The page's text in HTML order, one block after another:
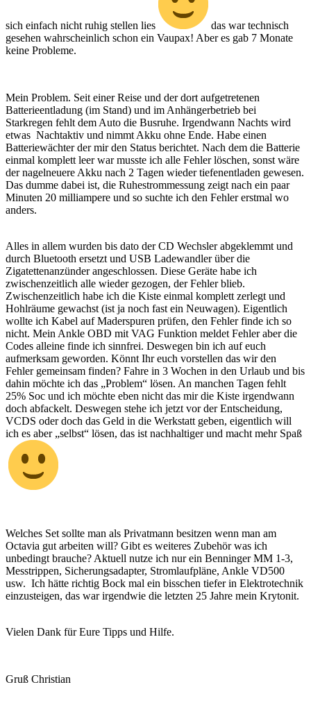
sich einfach nicht ruhig stellen lies
das war technisch
gesehen wahrscheinlich schon ein Vaupax! Aber es gab 7 Monate
keine Probleme.
Mein Problem. Seit einer Reise und der dort aufgetretenen
Batterieentladung (im Stand) und im Anhängerbetrieb bei
Starkregen fehlt dem Auto die Busruhe. Irgendwann Nachts wird
etwas Nachtaktiv und nimmt Akku ohne Ende. Habe einen
Batteriewächter der mir den Status berichtet. Nach dem die Batterie
einmal komplett leer war musste ich alle Fehler löschen, sonst wäre
der nagelneuere Akku nach 2 Tagen wieder tiefenentladen gewesen.
Das dumme dabei ist, die Ruhestrommessung zeigt nach ein paar
Minuten 20 milliampere und so suchte ich den Fehler erstmal wo
anders.
Alles in allem wurden bis dato der CD Wechsler abgeklemmt und
durch Bluetooth ersetzt und USB Ladewandler über die
Zigatettenanzünder angeschlossen. Diese Geräte habe ich
zwischenzeitlich alle wieder gezogen, der Fehler blieb.
Zwischenzeitlich habe ich die Kiste einmal komplett zerlegt und
Hohlräume gewachst (ist ja noch fast ein Neuwagen). Eigentlich
wollte ich Kabel auf Maderspuren prüfen, den Fehler finde ich so
nicht. Mein Ankle OBD mit VAG Funktion meldet Fehler aber die
Codes alleine finde ich sinnfrei. Deswegen bin ich auf euch
aufmerksam geworden. Könnt Ihr euch vorstellen das wir den
Fehler gemeinsam finden? Fahre in 3 Wochen in den Urlaub und bis
dahin möchte ich das „Problem“ lösen. An manchen Tagen fehlt
25% Soc und ich möchte eben nicht das mir die Kiste irgendwann
doch abfackelt. Deswegen stehe ich jetzt vor der Entscheidung,
VCDS oder doch das Geld in die Werkstatt geben, eigentlich will
ich es aber „selbst“ lösen, das ist nachhaltiger und macht mehr Spaß
Welches Set sollte man als Privatmann besitzen wenn man am
Octavia gut arbeiten will? Gibt es weiteres Zubehör was ich
unbedingt brauche? Aktuell nutze ich nur ein Benninger MM 1-3,
Messtrippen, Sicherungsadapter, Stromlaufpläne, Ankle VD500
usw. Ich hätte richtig Bock mal ein bisschen tiefer in Elektrotechnik
einzusteigen, das war irgendwie die letzten 25 Jahre mein Krytonit.
Vielen Dank für Eure Tipps und Hilfe.
Gruß Christian